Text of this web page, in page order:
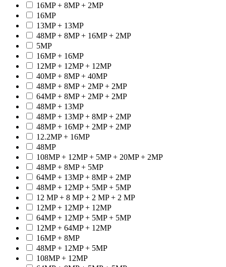
16MP + 8MP + 2MP
16MP
13MP + 13MP
48MP + 8MP + 16MP + 2MP
5MP
16MP + 16MP
12MP + 12MP + 12MP
40MP + 8MP + 40MP
48MP + 8MP + 2MP + 2MP
64MP + 8MP + 2MP + 2MP
48MP + 13MP
48MP + 13MP + 8MP + 2MP
48MP + 16MP + 2MP + 2MP
12.2MP + 16MP
48MP
108MP + 12MP + 5MP + 20MP + 2MP
48MP + 8MP + 5MP
64MP + 13MP + 8MP + 2MP
48MP + 12MP + 5MP + 5MP
12 MP + 8 MP + 2 MP + 2 MP
12MP + 12MP + 12MP
64MP + 12MP + 5MP + 5MP
12MP + 64MP + 12MP
16MP + 8MP
48MP + 12MP + 5MP
108MP + 12MP